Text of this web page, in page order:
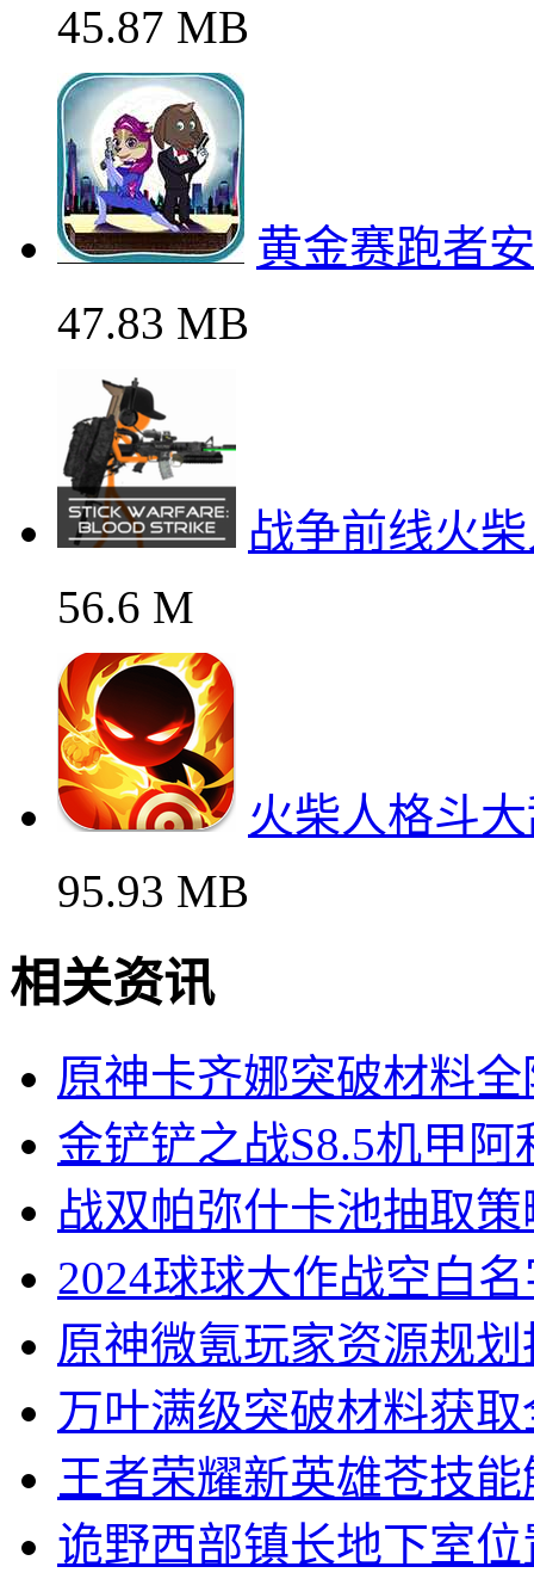
45.87 MB
黄金赛跑者
47.83 MB
战争前线火
56.6 M
火柴人格斗
95.93 MB
相关资讯
原神卡齐娜突破材料
金铲铲之战S8.5机甲
战双帕弥什卡池抽取
2024球球大作战空白
原神微氪玩家资源规划
万叶满级突破材料获
王者荣耀新英雄苍技
诡野西部镇长地下室